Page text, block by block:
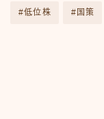
#低位株 #国策